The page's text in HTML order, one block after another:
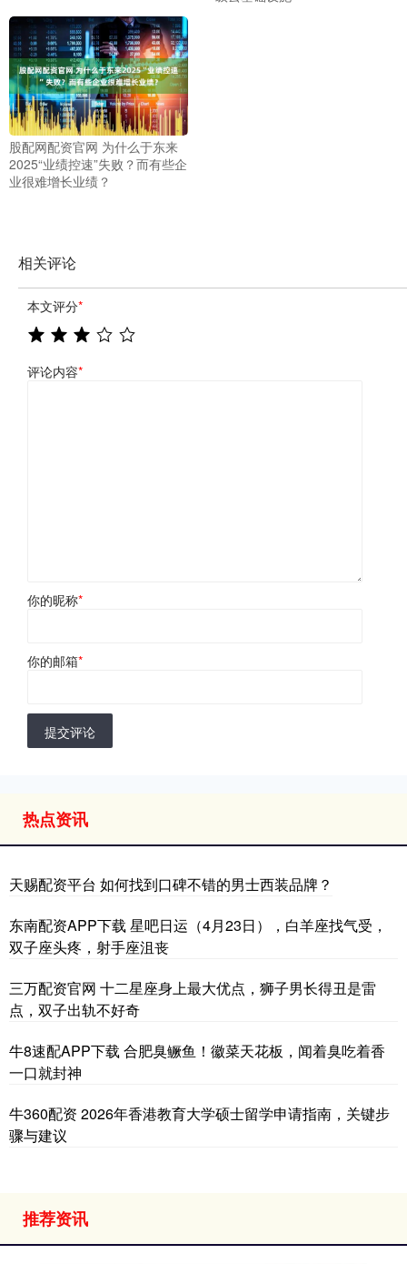
股配网配资官网 为什么于东来
2025“业绩控速”失败？而有些企
业很难增长业绩？
相关评论
本文评分*
评论内容*
你的昵称*
你的邮箱*
提交评论
热点资讯
天赐配资平台 如何找到口碑不错的男士西装品牌？
东南配资APP下载 星吧日运（4月23日），白羊座找气受，
双子座头疼，射手座沮丧
三万配资官网 十二星座身上最大优点，狮子男长得丑是雷
点，双子出轨不好奇
牛8速配APP下载 合肥臭鳜鱼！徽菜天花板，闻着臭吃着香
一口就封神
牛360配资 2026年香港教育大学硕士留学申请指南，关键步
骤与建议
推荐资讯